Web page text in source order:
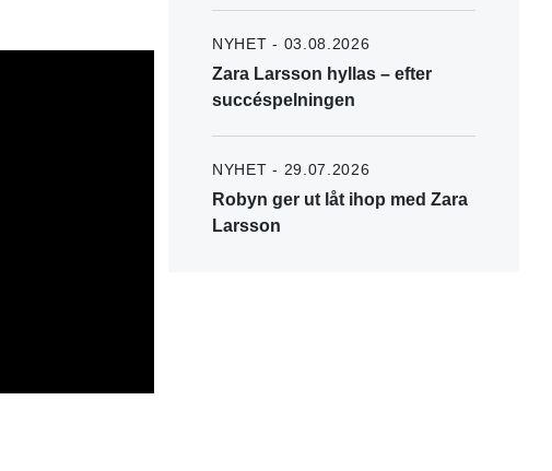
NYHET - 03.08.2026
Zara Larsson hyllas – efter
succéspelningen
NYHET - 29.07.2026
Robyn ger ut låt ihop med Zara
Larsson